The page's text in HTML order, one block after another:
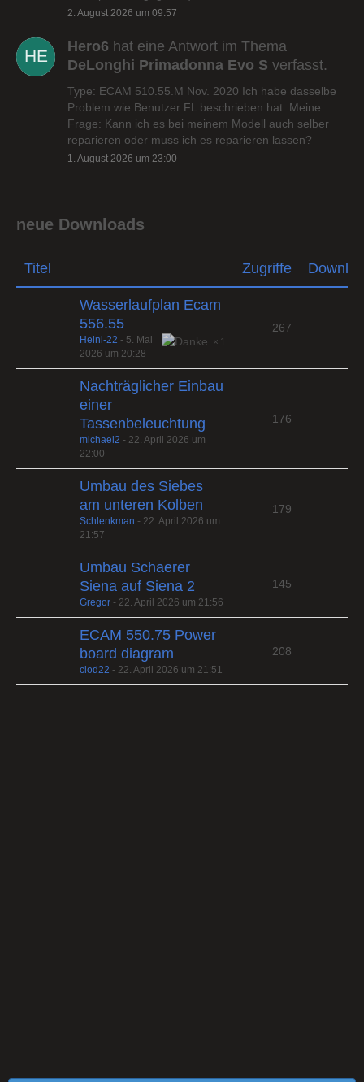
2. August 2026 um 09:57
Hero6 hat eine Antwort im Thema
DeLonghi Primadonna Evo S verfasst.
Type: ECAM 510.55.M Nov. 2020 Ich habe dasselbe
Problem wie Benutzer FL beschrieben hat. Meine
Frage: Kann ich es bei meinem Modell auch selber
reparieren oder muss ich es reparieren lassen?
1. August 2026 um 23:00
neue Downloads
Titel Zugriffe
Wasserlaufplan Ecam
556.55
1
Heini-22 - 5. Mai
2026 um 20:28
267
Nachträglicher Einbau
einer
Tassenbeleuchtung
michael2 - 22. April 2026 um
22:00
176
Umbau des Siebes
am unteren Kolben
Schlenkman - 22. April 2026 um
21:57
179
Umbau Schaerer
Siena auf Siena 2
Gregor - 22. April 2026 um 21:56
145
ECAM 550.75 Power
board diagram
clod22 - 22. April 2026 um 21:51
208